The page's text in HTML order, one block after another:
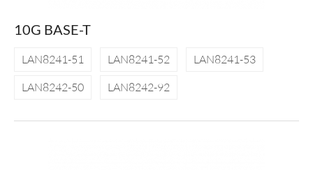
10G BASE-T
LAN8241-51 LAN8241-52
LAN8241-53
LAN8242-50
LAN8242-92